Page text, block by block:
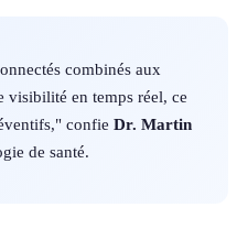
combinés aux
visibilité en temps réel, ce
confie Dr. Martin
de santé.